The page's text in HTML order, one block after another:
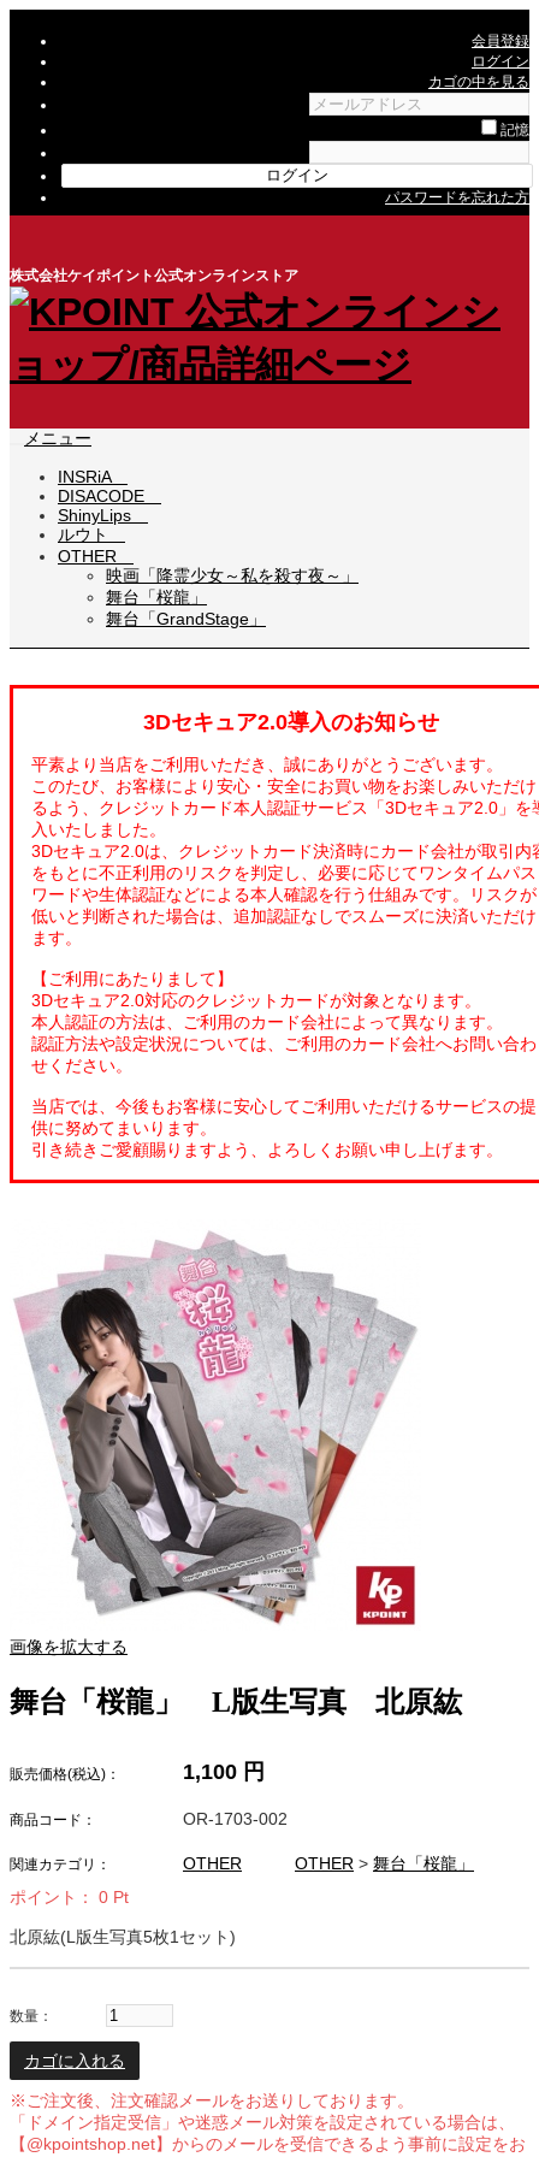
会員登録
ログイン
カゴの中を見る
記憶
パスワードを忘れた方
株式会社ケイポイント公式オンラインストア
メニュー
INSRiA
DISACODE
ShinyLips
ルウト
OTHER
映画「降霊少女～私を殺す夜～」
舞台「桜龍」
舞台「GrandStage」
3Dセキュア2.0導入のお知らせ
平素より当店をご利用いただき、誠にありがとうございます。
このたび、お客様により安心・安全にお買い物をお楽しみいただけ
るよう、クレジットカード本人認証サービス「3Dセキュア2.0」を
入いたしました。
3Dセキュア2.0は、クレジットカード決済時にカード会社が取引内
をもとに不正利用のリスクを判定し、必要に応じてワンタイムパス
ワードや生体認証などによる本人確認を行う仕組みです。リスクが
低いと判断された場合は、追加認証なしでスムーズに決済いただけ
ます。
【ご利用にあたりまして】
3Dセキュア2.0対応のクレジットカードが対象となります。
本人認証の方法は、ご利用のカード会社によって異なります。
認証方法や設定状況については、ご利用のカード会社へお問い合わ
せください。
当店では、今後もお客様に安心してご利用いただけるサービスの提
供に努めてまいります。
引き続きご愛顧賜りますよう、よろしくお願い申し上げます。
画像を拡大する
舞台「桜龍」 L版生写真 北原紘
販売価格(税込)： 1,100 円
商品コード： OR-1703-002
関連カテゴリ： OTHER OTHER > 舞台「桜龍」
ポイント： 0 Pt
北原紘(L版生写真5枚1セット)
数量：
カゴに入れる
※ご注文後、注文確認メールをお送りしております。
「ドメイン指定受信」や迷惑メール対策を設定されている場合は、
【@kpointshop.net】からのメールを受信できるよう事前に設定をお